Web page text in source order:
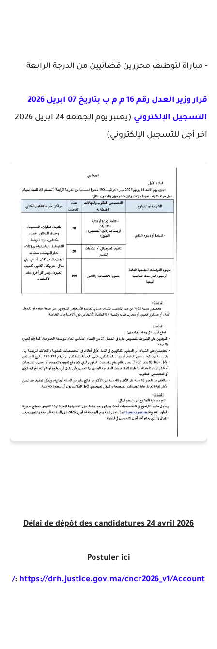
- مباراة لتوظيف محررين قضائيين من الدرجة الرابعة
قرار وزير العدل رقم 16 م م ب بتاريخ 07 ابريل 2026
التسجيل الإلكتروني
(يعتبر يوم الجمعة 24 ابريل 2026
آخر أجل للتسجيل الإلكتروني)
Délai de dépôt des candidatures 24 avril 2026
Postuler ici
: https://drh.justice.gov.ma/cncr2026_v1/Account/